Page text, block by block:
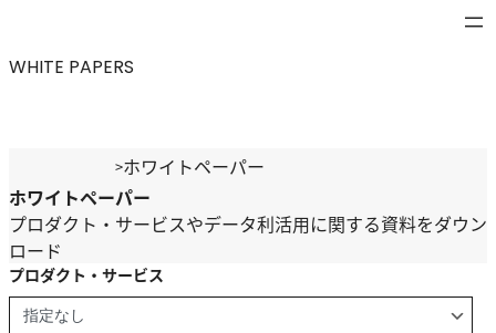
を
WHITE PAPERS
>ホワイトペーパー
ホワイトペーパー
プロダクト・サービスやデータ利活用に関する資料をダウン
ロード
プロダクト・サービス